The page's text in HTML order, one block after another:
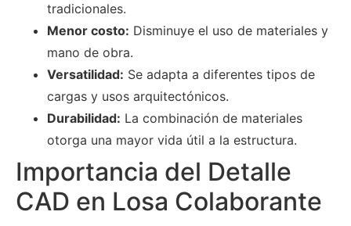
tradicionales.
Menor costo: Disminuye el uso de materiales y
mano de obra.
Versatilidad: Se adapta a diferentes tipos de
cargas y usos arquitectónicos.
Durabilidad: La combinación de materiales
otorga una mayor vida útil a la estructura.
Importancia del Detalle
CAD en Losa Colaborante